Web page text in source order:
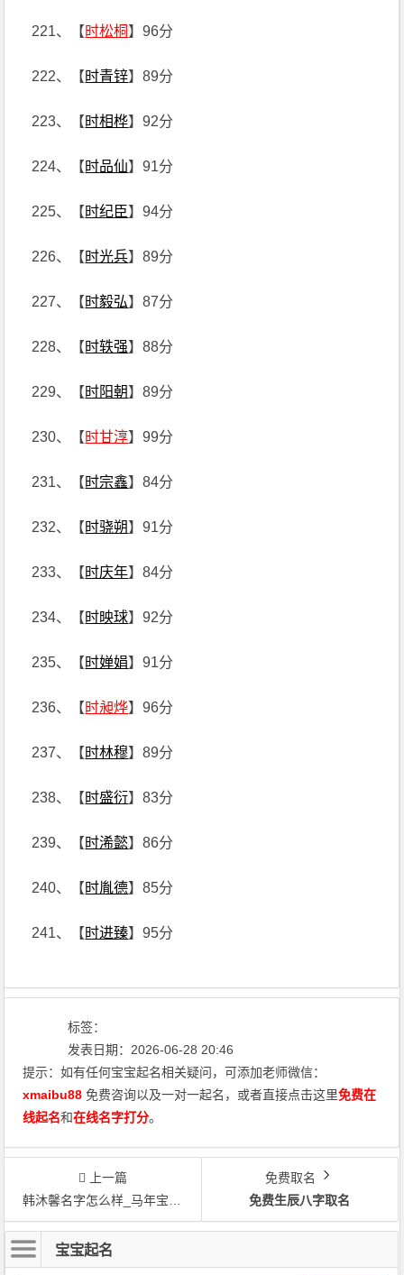
221、【时松桐 】96分
222、【时青锌】89分
223、【时相桦】92分
224、【时品仙】91分
225、【时纪臣】94分
226、【时光兵】89分
227、【时毅弘】87分
228、【时轶强】88分
229、【时阳朝】89分
230、【时甘淳】99分
231、【时宗鑫】84分
232、【时骁朔】91分
233、【时庆年】84分
234、【时映球】92分
235、【时婵娟】91分
236、【时昶烨】96分
237、【时林穆】89分
238、【时盛衍】83分
239、【时浠懿】86分
240、【时胤德】85分
241、【时进臻】95分
标签：
发表日期：2026-06-28 20:46
提示：如有任何宝宝起名相关疑问，可添加老师微信：
xmaibu88免费咨询以及一对一起名，或者直接点击这里免费在
线起名和在线名字打分。
上一篇
韩沐馨名字怎么样_马年宝宝取名韩沐馨
免费取名
免费生辰八字取名
宝宝起名